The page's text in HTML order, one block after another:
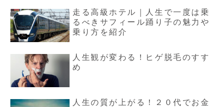
走る高級ホテル｜人生で一度は乗
るべきサフィール踊り子の魅力や
乗り方を紹介
人生観が変わる！ヒゲ脱毛のすす
め
人生の質が上がる！２０代でお金